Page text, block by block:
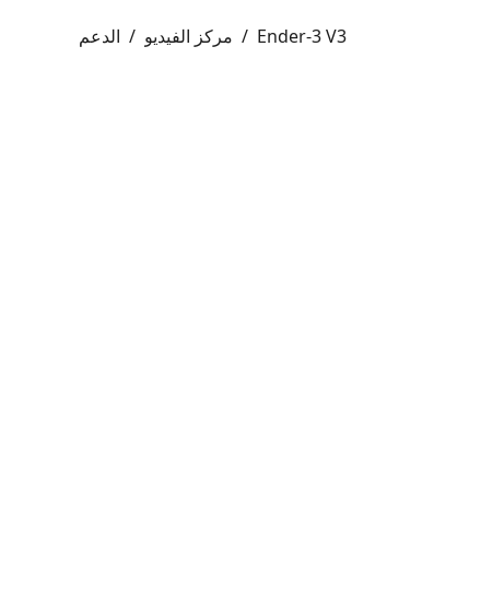
الدعم / مركز الفيديو / Ender-3 V3